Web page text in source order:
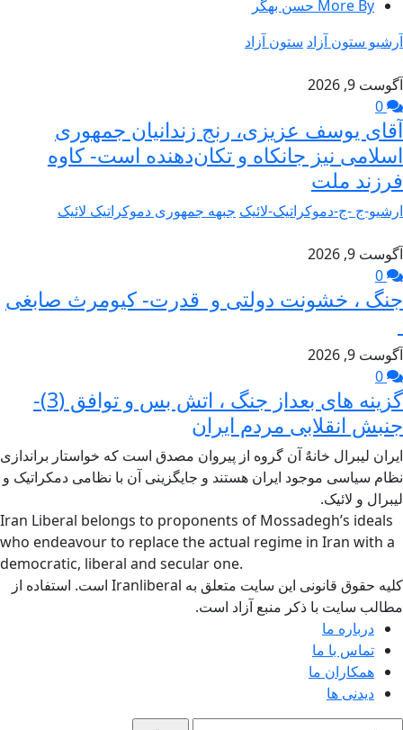
More By حسن بهگر
آرشیو ستون آزاد ستون آزاد
آگوست 9, 2026
آقای یوسف عزیزی، رنج زندانیان جمهوری
اسلامی نیز جانکاه و تکان‌دهنده است- کاوه
فرزند ملت
ارشیو-ج -ج-دموکراتیک-لائیک جبهه جمهوری دموکراتیک لائیک
آگوست 9, 2026
جنگ ، خشونت دولتی و قدرت- کیومرث صابغی
آگوست 9, 2026
گزینه های بعداز جنگ ، اتش بس و توافق (3)-
جنبش انقلابی مردم ایران
ایران لیبرال خانهٌ آن گروه از پیروان مصدق است که خواستار براندازی
نظام سیاسی موجود ایران هستند و جایگزینی آن با نظامی دمکراتیک و
لیبرال و لائیک.
Iran Liberal belongs to proponents of Mossadegh’s ideals
who endeavour to replace the actual regime in Iran with a
democratic, liberal and secular one.
کلیه حقوق قانونی این سایت متعلق به Iranliberal است. استفاده از
مطالب سایت با ذکر منبع آزاد است.
درباره ما
تماس با ما
همکاران ما
دیدنی ها